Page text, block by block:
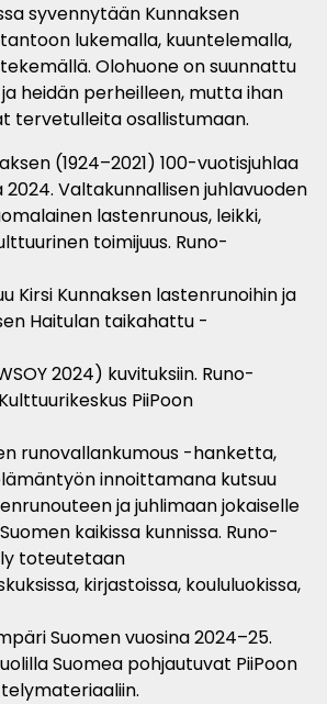
syvennytään Kunnaksen
lukemalla, kuuntelemalla,
Olohuone on suunnattu
heidän perheilleen, mutta ihan
tervetulleita osallistumaan.
(1924–2021) 100-vuotisjuhlaa
Valtakunnallisen juhlavuoden
lastenrunous, leikki,
toimijuus. Runo-
Kirsi Kunnaksen lastenrunoihin ja
Haitulan taikahattu -
2024) kuvituksiin. Runo-
PiiPoon
runovallankumous -hanketta,
innoittamana kutsuu
ja juhlimaan jokaiselle
kaikissa kunnissa. Runo-
toteutetaan
kirjastoissa, koululuokissa,
Suomen vuosina 2024–25.
Suomea pohjautuvat PiiPoon